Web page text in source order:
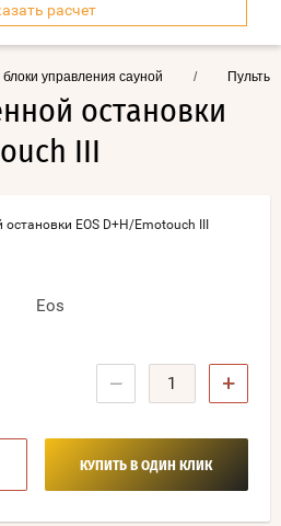
расчет
управления сауной / Пульты
остановки
III
Eos
− +
КУПИТЬ В ОДИН КЛИК